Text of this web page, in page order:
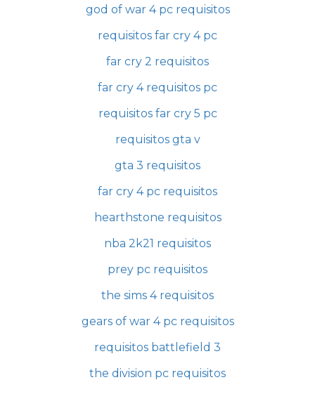
god of war 4 pc requisitos
requisitos far cry 4 pc
far cry 2 requisitos
far cry 4 requisitos pc
requisitos far cry 5 pc
requisitos gta v
gta 3 requisitos
far cry 4 pc requisitos
hearthstone requisitos
nba 2k21 requisitos
prey pc requisitos
the sims 4 requisitos
gears of war 4 pc requisitos
requisitos battlefield 3
the division pc requisitos